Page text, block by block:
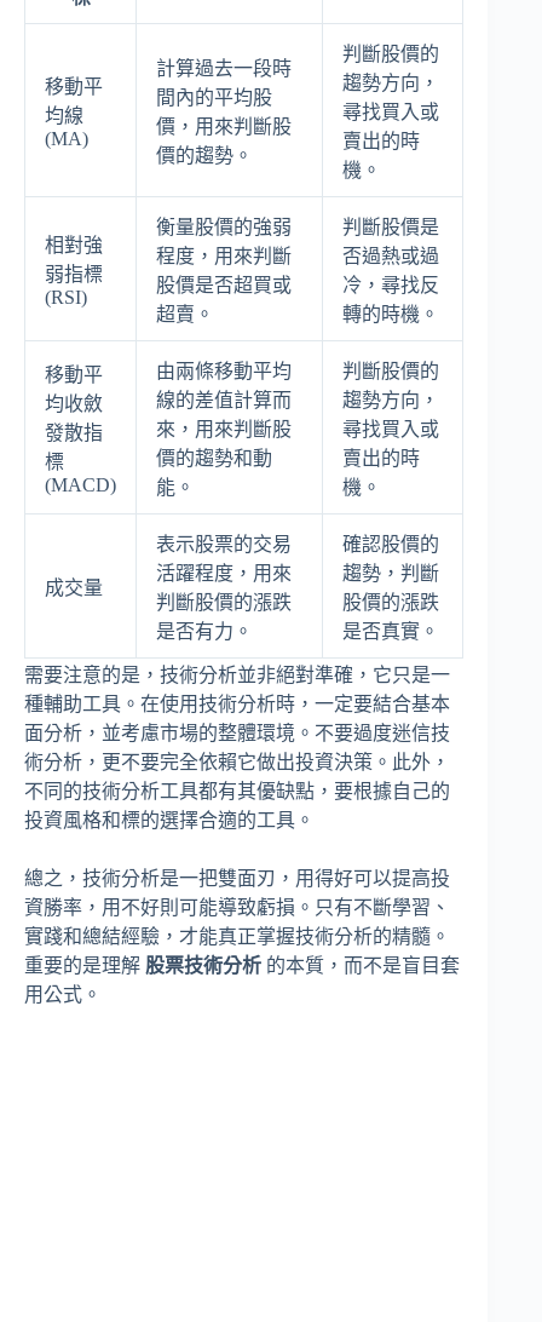
移動平
均線
(MA)
計算過去一段時
間內的平均股
價，用來判斷股
價的趨勢。
判斷股價的
趨勢方向，
尋找買入或
賣出的時
機。
相對強
弱指標
(RSI)
衡量股價的強弱
程度，用來判斷
股價是否超買或
超賣。
判斷股價是
否過熱或過
冷，尋找反
轉的時機。
移動平
均收斂
發散指
標
(MACD)
由兩條移動平均
線的差值計算而
來，用來判斷股
價的趨勢和動
能。
判斷股價的
趨勢方向，
尋找買入或
賣出的時
機。
成交量
表示股票的交易
活躍程度，用來
判斷股價的漲跌
是否有力。
確認股價的
趨勢，判斷
股價的漲跌
是否真實。
需要注意的是，技術分析並非絕對準確，它只是一
種輔助工具。在使用技術分析時，一定要結合基本
面分析，並考慮市場的整體環境。不要過度迷信技
術分析，更不要完全依賴它做出投資決策。此外，
不同的技術分析工具都有其優缺點，要根據自己的
投資風格和標的選擇合適的工具。
總之，技術分析是一把雙面刃，用得好可以提高投
資勝率，用不好則可能導致虧損。只有不斷學習、
實踐和總結經驗，才能真正掌握技術分析的精髓。
重要的是理解 股票技術分析 的本質，而不是盲目套
用公式。